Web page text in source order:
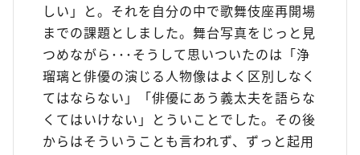
しい」と。それを自分の中で歌舞伎座再開場
までの課題としました。舞台写真をじっと見
つめながら･･･そうして思いついたのは「浄
瑠璃と俳優の演じる人物像はよく区別しなく
てはならない」「俳優にあう義太夫を語らな
くてはいけない」とういことでした。その後
からはそういうことも言われず、ずっと起用